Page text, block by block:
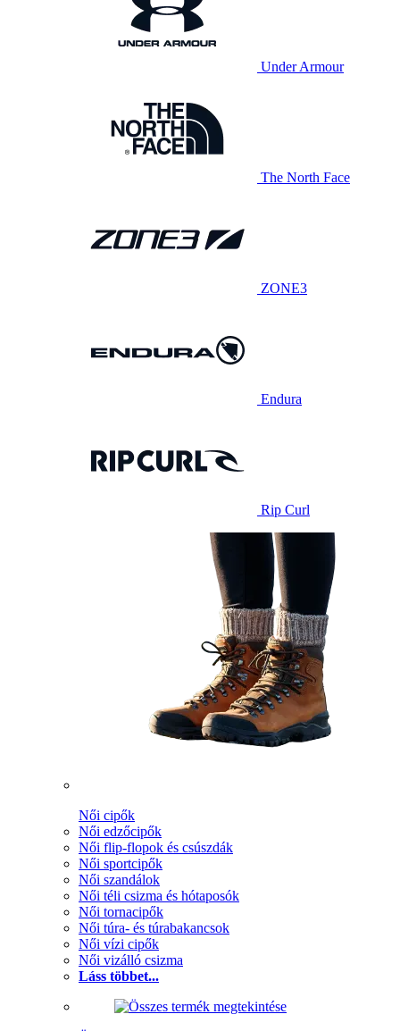
Under Armour
The North Face
ZONE3
Endura
Rip Curl
Női cipők
Női edzőcipők
Női flip-flopok és csúszdák
Női sportcipők
Női szandálok
Női téli csizma és hótaposók
Női tornacipők
Női túra- és túrabakancsok
Női vízi cipők
Női vizálló csizma
Láss többet...